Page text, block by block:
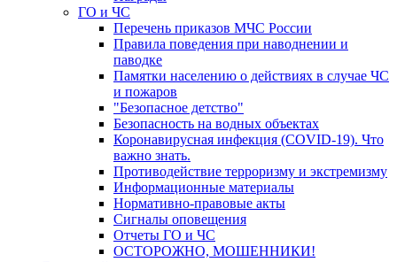
ГО и ЧС
Перечень приказов МЧС России
Правила поведения при наводнении и
паводке
Памятки населению о действиях в случае ЧС
и пожаров
"Безопасное детство"
Безопасность на водных объектах
Коронавирусная инфекция (COVID-19). Что
важно знать.
Противодействие терроризму и экстремизму
Информационные материалы
Нормативно-правовые акты
Сигналы оповещения
Отчеты ГО и ЧС
ОСТОРОЖНО, МОШЕННИКИ!